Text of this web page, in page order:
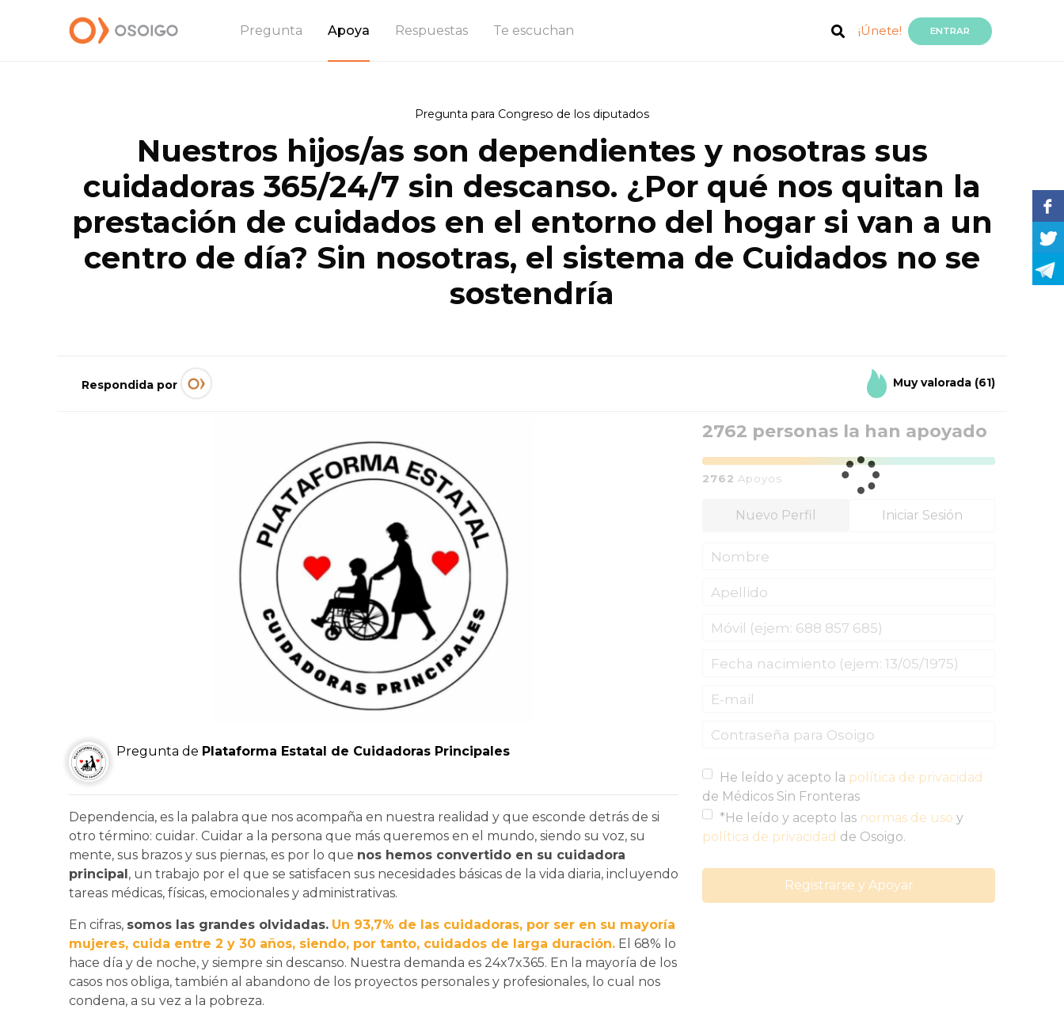
Pregunta Apoya Respuestas Te escuchan ¡Únete! ENTRAR
Pregunta para Congreso de los diputados
Nuestros hijos/as son dependientes y nosotras sus
cuidadoras 365/24/7 sin descanso. ¿Por qué nos quitan la
prestación de cuidados en el entorno del hogar si van a un
centro de día? Sin nosotras, el sistema de Cuidados no se
sostendría
Respondida por Muy valorada (61)
Pregunta de Plataforma Estatal de Cuidadoras Principales
Dependencia, es la palabra que nos acompaña en nuestra realidad y que esconde detrás de si
otro término: cuidar. Cuidar a la persona que más queremos en el mundo, siendo su voz, su
mente, sus brazos y sus piernas, es por lo que nos hemos convertido en su cuidadora
principal, un trabajo por el que se satisfacen sus necesidades básicas de la vida diaria, incluyendo
tareas médicas, físicas, emocionales y administrativas.
En cifras, somos las grandes olvidadas. Un 93,7% de las cuidadoras, por ser en su mayoría
mujeres, cuida entre 2 y 30 años, siendo, por tanto, cuidados de larga duración. El 68% lo
hace día y de noche, y siempre sin descanso. Nuestra demanda es 24x7x365. En la mayoría de los
casos nos obliga, también al abandono de los proyectos personales y profesionales, lo cual nos
condena, a su vez a la pobreza.
2809 personas la han apoyado
2809 Apoyos
Nuevo Perfil Iniciar Sesión
He leído y acepto la política de privacidad
de Médicos Sin Fronteras
*He leído y acepto las normas de uso y
política de privacidad de Osoigo.
Registrarse y Apoyar